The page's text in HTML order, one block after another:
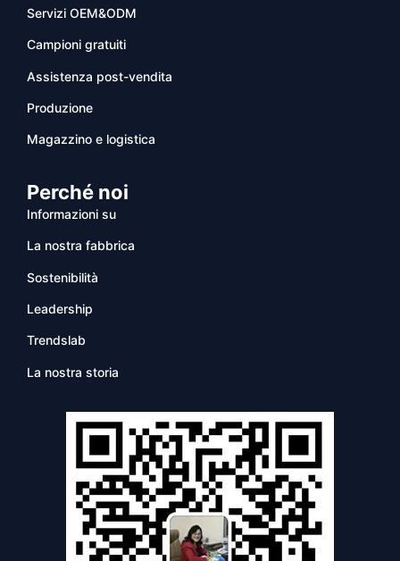
Servizi OEM&ODM
Campioni gratuiti
Assistenza post-vendita
Produzione
Magazzino e logistica
Perché noi
Informazioni su
La nostra fabbrica
Sostenibilità
Leadership
Trendslab
La nostra storia